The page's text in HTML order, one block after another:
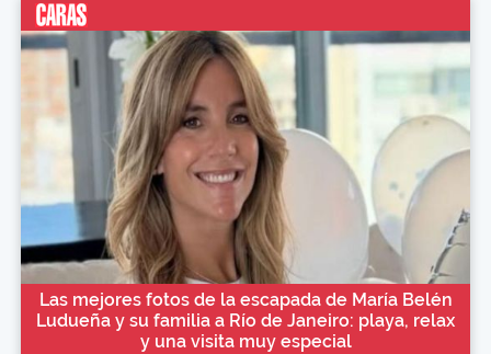
Las mejores fotos de la escapada de María Belén
Ludueña y su familia a Río de Janeiro: playa, relax
y una visita muy especial